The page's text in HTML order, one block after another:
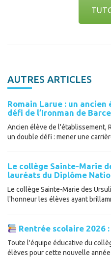
AUTRES ARTICLES
Romain Larue : un
défi de l’Ironman de
Ancien élève de l'établissement,
un double défi : mener une
Le collège Sainte-Marie
lauréats du Diplôme
Le collège Sainte-Marie des
l'honneur les élèves ayant
Rentrée scolaire 2026
Toute l'équipe éducative du
élèves pour cette nouvelle année